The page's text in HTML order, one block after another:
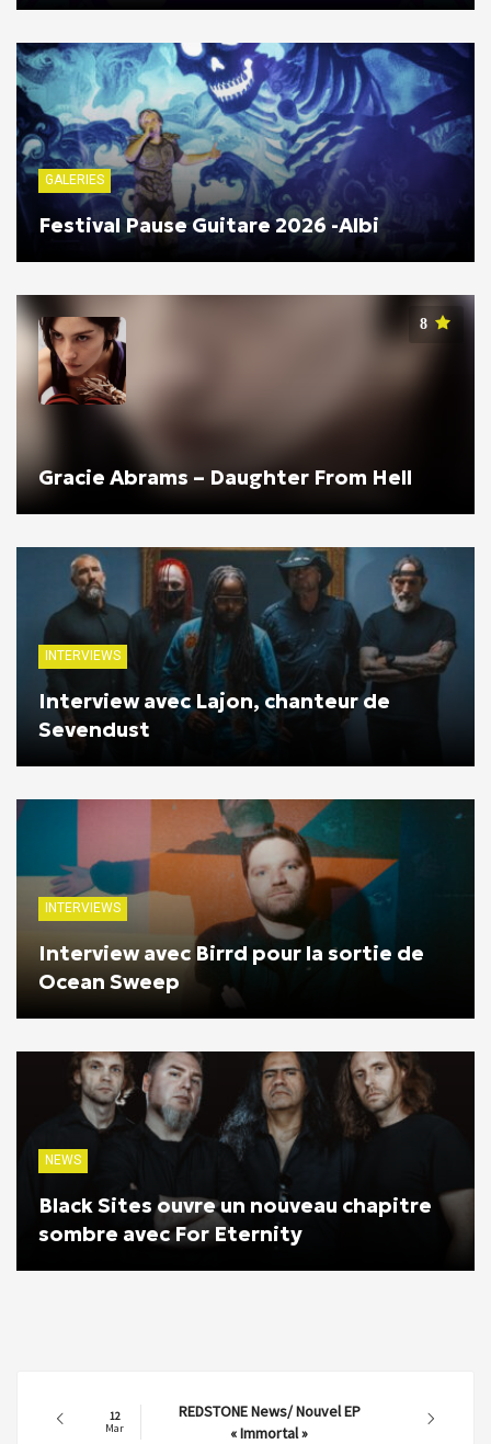
GALERIES
Festival Pause Guitare 2026 -Albi
8
Gracie Abrams – Daughter From Hell
INTERVIEWS
Interview avec Lajon, chanteur de
Sevendust
INTERVIEWS
Interview avec Birrd pour la sortie de
Ocean Sweep
NEWS
Black Sites ouvre un nouveau chapitre
sombre avec For Eternity
12
Mar
REDSTONE News/ Nouvel EP
« Immortal »